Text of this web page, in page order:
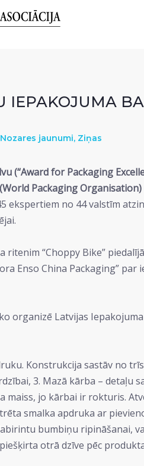
IEPAKOJUMA
Nozares jaunumi, Ziņas
(“Award for Packaging
Packaging Organisation)
ekspertiem no 44 valstīm
ritenim “Choppy Bike”
Enso China Packaging” par
organizē Latvijas
Konstrukcija sastāv no trīs
3. Mazā kārba – detaļu
maiss, jo kārbai ir rokturis.
smalka apdruka ar
bumbiņu ripināšanai,
otrā dzīve pēc